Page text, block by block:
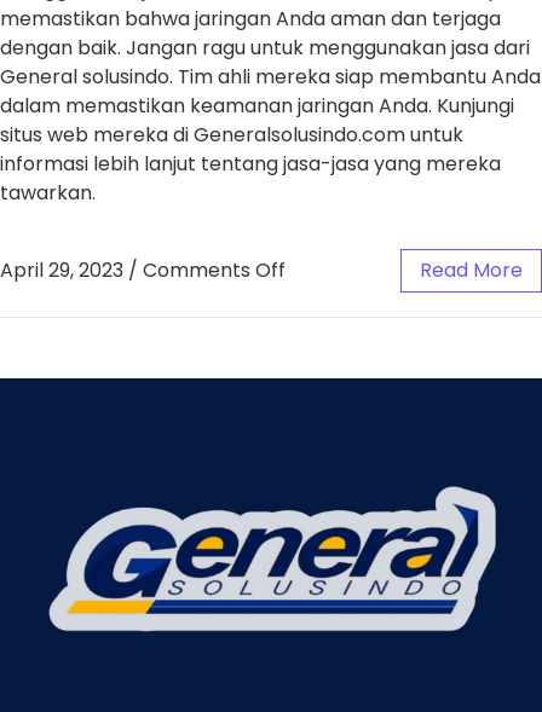
memastikan bahwa jaringan Anda aman dan terjaga
dengan baik. Jangan ragu untuk menggunakan jasa dari
General solusindo. Tim ahli mereka siap membantu Anda
dalam memastikan keamanan jaringan Anda. Kunjungi
situs web mereka di Generalsolusindo.com untuk
informasi lebih lanjut tentang jasa-jasa yang mereka
tawarkan.
April 29, 2023 / Comments Off Read More